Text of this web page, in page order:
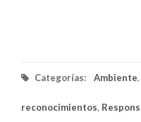
Categorías: Ambiente,
reconocimientos,